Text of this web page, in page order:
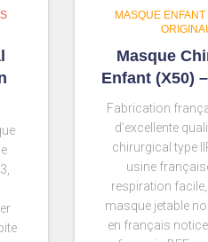
MASQUE ENFANT
Masque
Enfant (X50)
Fabrication
d’excellente
chirurgical type
usine
respiration
masque jetable
en français